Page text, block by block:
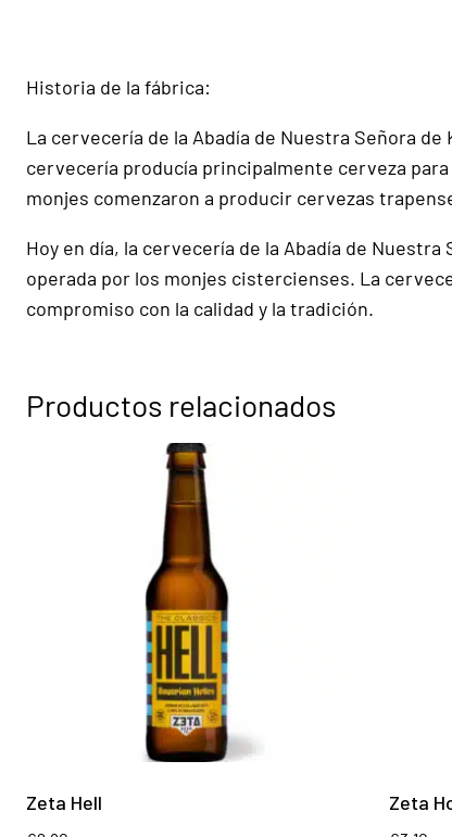
Historia de la fábrica:
La cervecería de la Abadía de Nuestra Señora
cervecería producía principalmente cerveza
monjes comenzaron a producir cervezas
Hoy en día, la cervecería de la Abadía de
operada por los monjes cistercienses. La
compromiso con la calidad y la tradición.
Productos relacionados
Zeta Hell Zeta